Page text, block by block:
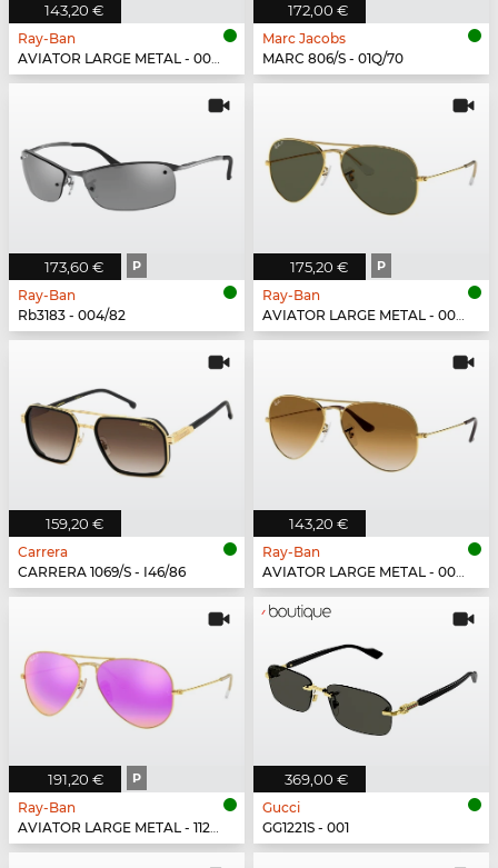
143,20 €
Ray-Ban
AVIATOR LARGE METAL - 003/3F
172,00 €
Marc Jacobs
MARC 806/S - 01Q/70
173,60 € P
Ray-Ban
Rb3183 - 004/82
175,20 € P
Ray-Ban
AVIATOR LARGE METAL - 001/58
159,20 €
Carrera
CARRERA 1069/S - I46/86
143,20 €
Ray-Ban
AVIATOR LARGE METAL - 001/51
191,20 € P
Ray-Ban
AVIATOR LARGE METAL - 112/1Q
369,00 €
Gucci
GG1221S - 001